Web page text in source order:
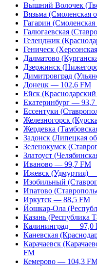
Вышний Волочек
Вязьма (Смоленская
Гагарин
Галюгаевская
Геленджик
Геническ
Далматово
Дзержинск
Димитровград
Донецк — 102,6 FM
Ейск
Екатеринбург — 93,7
Ессентуки
Железногорск
Жердевка
Задонск (Липецкая
Зеленокумск
Златоуст
Иваново — 99,7 FM
Ижевск (Удмуртия)
Изобильный
Ипатово
Иркутск — 88,5 FM
Йошкар-Ола
Казань (Республика
Калининград — 97,0
Каневская
Карачаевск
FM
Кемерово — 104,3